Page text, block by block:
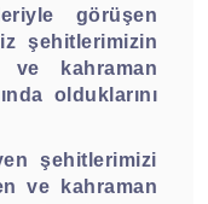
görüşen
şehitlerimizin
kahraman
olduklarını
şehitlerimizi
ve kahraman